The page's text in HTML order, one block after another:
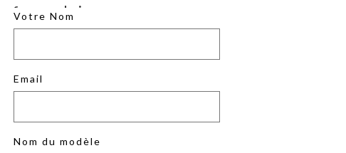
formulaire.
Votre Nom
Email
Nom du modèle